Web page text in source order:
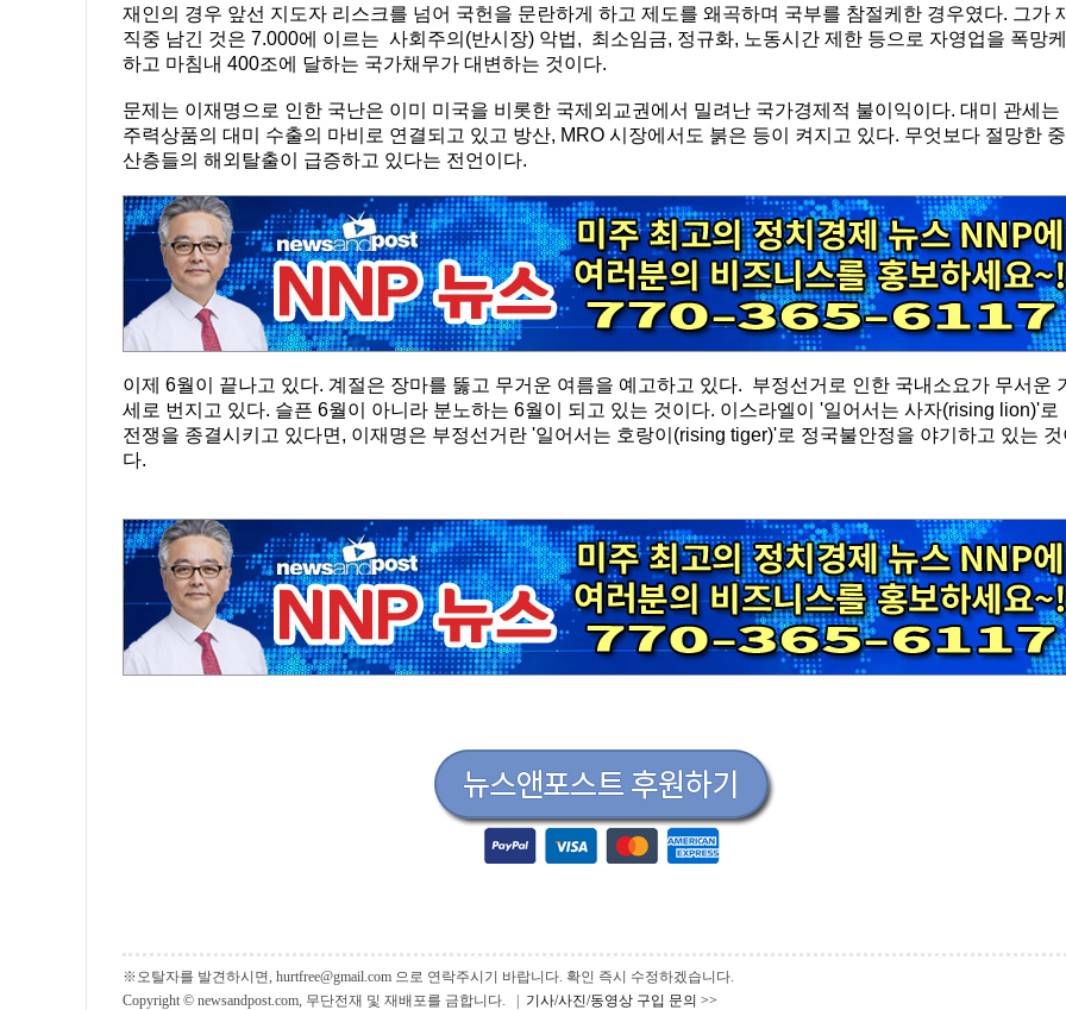
재인의 경우 앞선 지도자 리스크를 넘어 국헌을 문란하게 하고 제도를 왜곡하며 국부를 참절케한 경우였다. 그가
직중 남긴 것은 7.000에 이르는 사회주의(반시장) 악법, 최소임금, 정규화, 노동시간 제한 등으로 자영업을 폭망케
하고 마침내 400조에 달하는 국가채무가 대변하는 것이다.
문제는 이재명으로 인한 국난은 이미 미국을 비롯한 국제외교권에서 밀려난 국가경제적 불이익이다. 대미 관세는
주력상품의 대미 수출의 마비로 연결되고 있고 방산, MRO 시장에서도 붉은 등이 켜지고 있다. 무엇보다 절망한 중
산층들의 해외탈출이 급증하고 있다는 전언이다.
이제 6월이 끝나고 있다. 계절은 장마를 뚫고 무거운 여름을 예고하고 있다. 부정선거로 인한 국내소요가 무서운
세로 번지고 있다. 슬픈 6월이 아니라 분노하는 6월이 되고 있는 것이다. 이스라엘이 '일어서는 사자(rising lion)'로
전쟁을 종결시키고 있다면, 이재명은 부정선거란 '일어서는 호랑이(rising tiger)'로 정국불안정을 야기하고 있는 것
다.
※오탈자를 발견하시면, hurtfree@gmail.com 으로 연락주시기 바랍니다. 확인 즉시 수정하겠습니다.
Copyright © newsandpost.com, 무단전재 및 재배포를 금합니다. | 기사/사진/동영상 구입 문의 >>